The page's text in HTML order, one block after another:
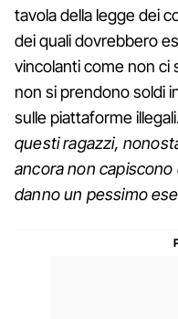
tavola della legge dei
dei quali dovrebbero
vincolanti come non ci
non si prendono soldi
sulle piattaforme
questi ragazzi,
ancora non
danno un pessimo